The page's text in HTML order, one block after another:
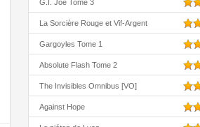
G.I. Joe Tome 3
La Sorcière Rouge et Vif-Argent
Gargoyles Tome 1
Absolute Flash Tome 2
The Invisibles Omnibus [VO]
Against Hope